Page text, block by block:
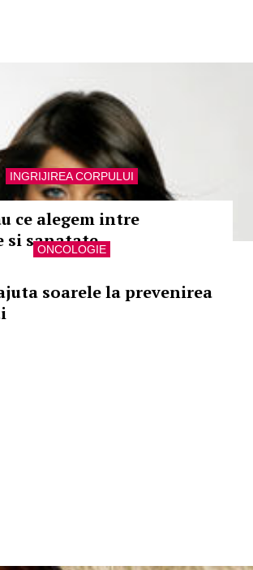
INGRIJIREA CORPULUI
ce alegem intre
si sanatate
ONCOLOGIE
soarele la prevenirea